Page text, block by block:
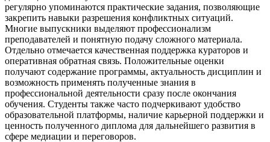
регулярно упоминаются практические задания, позволяющие
закрепить навыки разрешения конфликтных ситуаций.
Многие выпускники выделяют профессионализм
преподавателей и понятную подачу сложного материала.
Отдельно отмечается качественная поддержка кураторов и
оперативная обратная связь. Положительные оценки
получают содержание программы, актуальность дисциплин и
возможность применять полученные знания в
профессиональной деятельности сразу после окончания
обучения. Студенты также часто подчеркивают удобство
образовательной платформы, наличие карьерной поддержки и
ценность полученного диплома для дальнейшего развития в
сфере медиации и переговоров.